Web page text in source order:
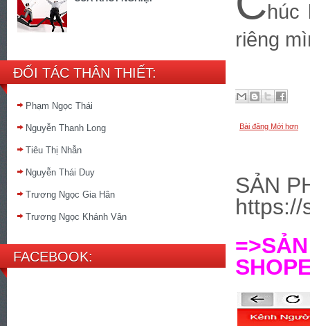
ĐỐI TÁC THÂN THIẾT:
Phạm Ngọc Thái
Nguyễn Thanh Long
Tiêu Thị Nhẫn
Nguyễn Thái Duy
Trương Ngọc Gia Hân
Trương Ngọc Khánh Vân
FACEBOOK:
húc
riêng
Bài đăng Mới hơn
SẢN
https://